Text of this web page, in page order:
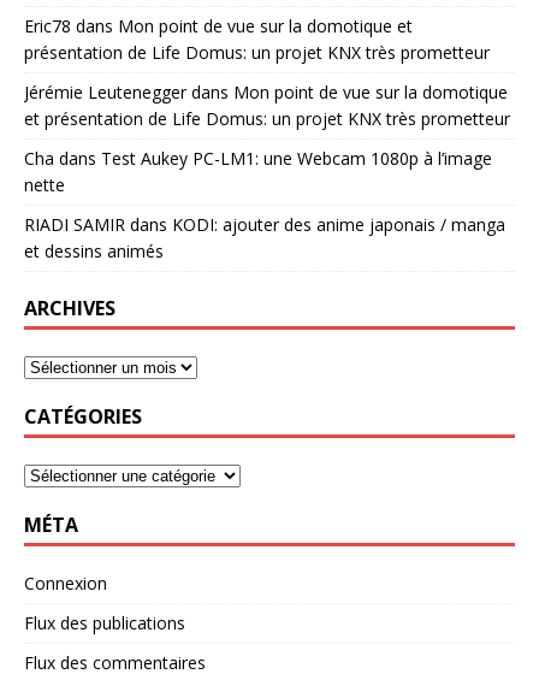
Eric78 dans Mon point de vue sur la domotique et
présentation de Life Domus: un projet KNX très prometteur
Jérémie Leuteneggerdans Mon point de vue sur la domotique
et présentation de Life Domus: un projet KNX très prometteur
Cha dans Test Aukey PC-LM1: une Webcam 1080p à l’image
nette
RIADI SAMIR dans KODI: ajouter des anime japonais / manga
et dessins animés
ARCHIVES
CATÉGORIES
MÉTA
Connexion
Flux des publications
Flux des commentaires